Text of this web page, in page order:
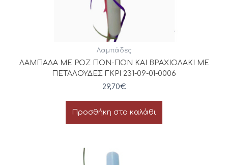
Λαμπάδες
ΛΑΜΠΑΔΑ ΜΕ ΡΟΖ ΠΟΝ-ΠΟΝ ΚΑΙ ΒΡΑΧΙΟΛΑΚΙ ΜΕ
ΠΕΤΑΛΟΥΔΕΣ ΓΚΡΙ 231-09-01-0006
29,70€
Προσθήκη στο καλάθι